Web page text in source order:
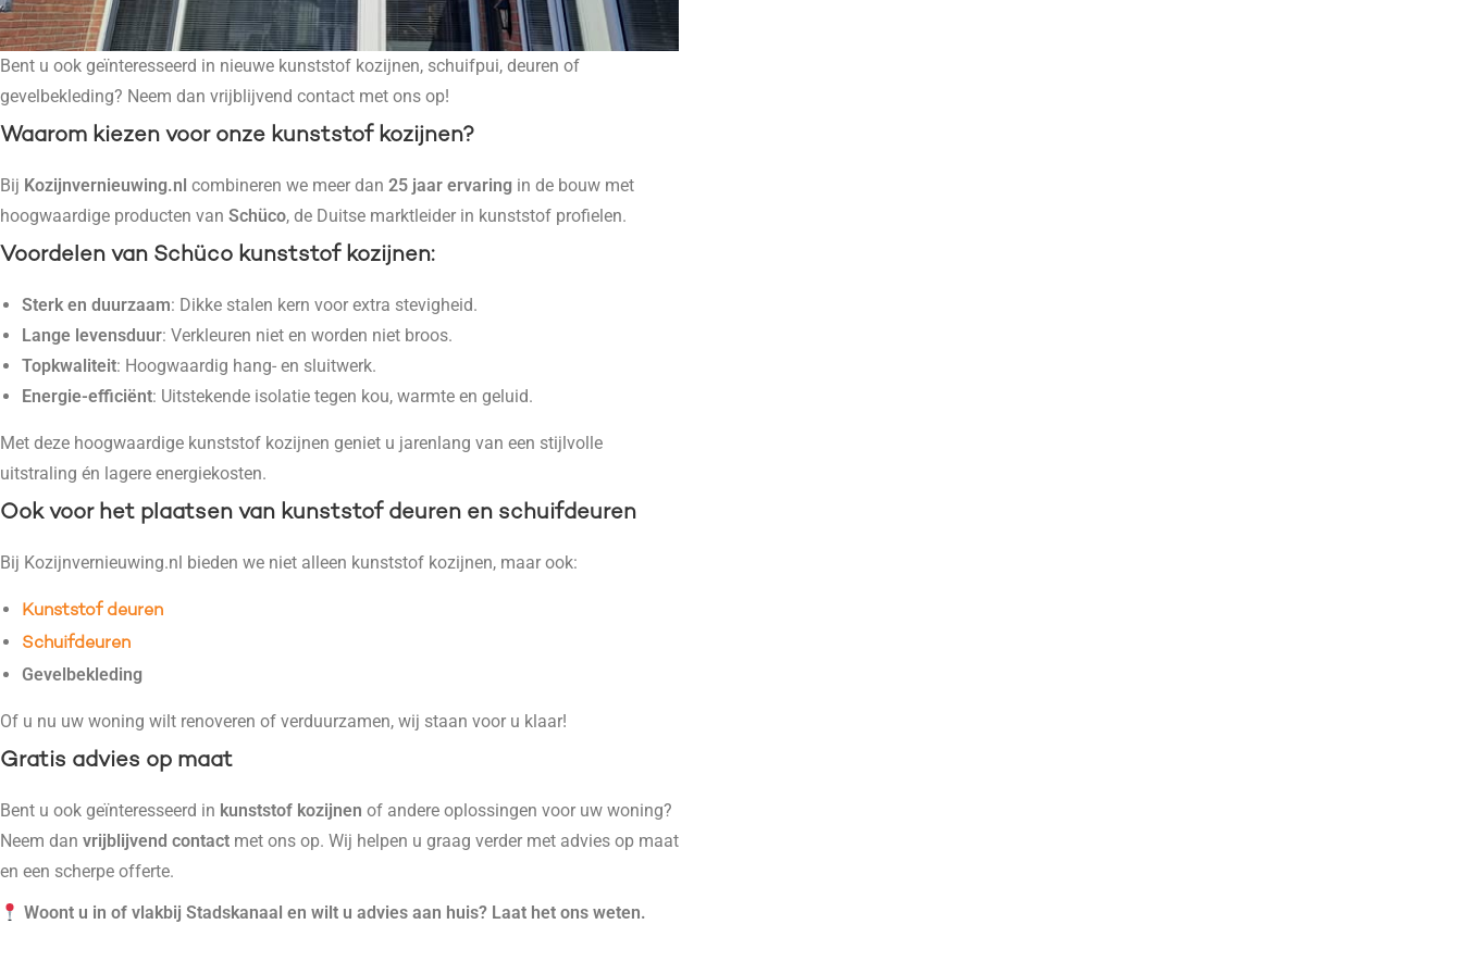
Bent u ook geïnteresseerd in nieuwe kunststof kozijnen, schuifpui, deuren of
gevelbekleding? Neem dan vrijblijvend contact met ons op!
Waarom kiezen voor onze kunststof kozijnen?
Bij Kozijnvernieuwing.nl combineren we meer dan 25 jaar ervaring in de bouw met
hoogwaardige producten van Schüco, de Duitse marktleider in kunststof profielen.
Voordelen van Schüco kunststof kozijnen:
Sterk en duurzaam: Dikke stalen kern voor extra stevigheid.
Lange levensduur: Verkleuren niet en worden niet broos.
Topkwaliteit: Hoogwaardig hang- en sluitwerk.
Energie-efficiënt: Uitstekende isolatie tegen kou, warmte en geluid.
Met deze hoogwaardige kunststof kozijnen geniet u jarenlang van een stijlvolle
uitstraling én lagere energiekosten.
Ook voor het plaatsen van kunststof deuren en schuifdeuren
Bij Kozijnvernieuwing.nl bieden we niet alleen kunststof kozijnen, maar ook:
Kunststof deuren
Schuifdeuren
Gevelbekleding
Of u nu uw woning wilt renoveren of verduurzamen, wij staan voor u klaar!
Gratis advies op maat
Bent u ook geïnteresseerd in kunststof kozijnen of andere oplossingen voor uw woning?
Neem dan vrijblijvend contact met ons op. Wij helpen u graag verder met advies op maat
en een scherpe offerte.
Woont u in of vlakbij Stadskanaal en wilt u advies aan huis? Laat het ons weten.